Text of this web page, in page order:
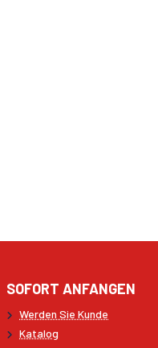
SOFORT ANFANGEN
Werden Sie Kunde
Katalog